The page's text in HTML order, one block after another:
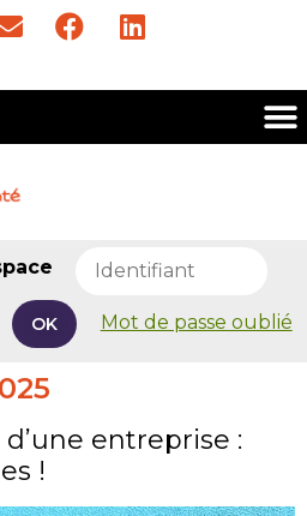
OK Mot de passe oublié
entreprise :
!